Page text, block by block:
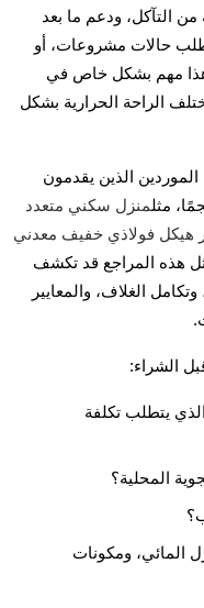
من التآكل، ودعم ما بعد
حالات مشروعات، أو
مهم بشكل خاص في
الراحة الحرارية بشكل
الذين يقدمون
مثلمنزل سكني متعدد
هيكل فولاذي خفيف معدني
هذه المراجع قد تكشف
الغلاف، والمعايير
الشراء:
يتطلب تكلفة
المحلية؟
المائي، ومكونات